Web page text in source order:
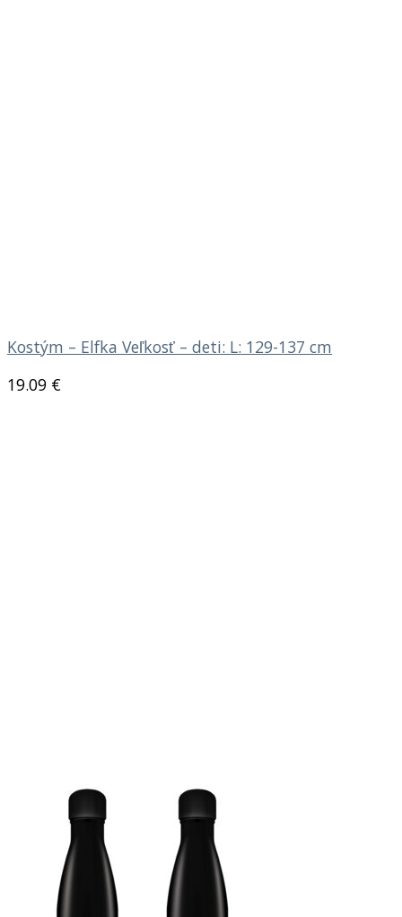
Kostým – Elfka Veľkosť – deti: L: 129-137 cm
19.09 €